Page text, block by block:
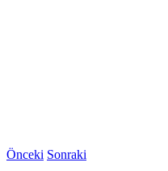
Önceki Sonraki